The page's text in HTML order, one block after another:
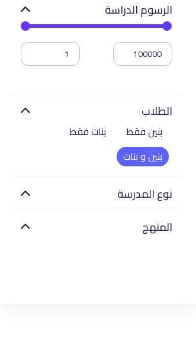
الرسوم الدراسة
الطلاب
بنين فقط
بنات فقط
بنين و بنات
نوع المدرسة
المنهج